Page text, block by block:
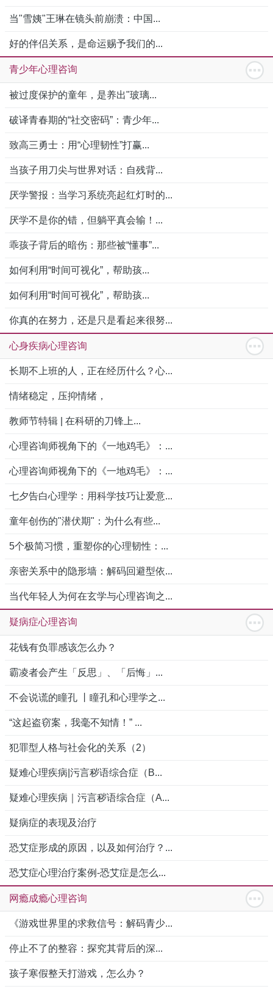
当"雪姨"王琳在镜头前崩溃：中国...
好的伴侣关系，是命运赐予我们的...
青少年心理咨询
被过度保护的童年，是养出"玻璃...
破译青春期的“社交密码”：青少年...
致高三勇士：用“心理韧性”打赢...
当孩子用刀尖与世界对话：自残背...
厌学警报：当学习系统亮起红灯时的...
厌学不是你的错，但躺平真会输！...
乖孩子背后的暗伤：那些被“懂事”...
如何利用“时间可视化”，帮助孩...
如何利用“时间可视化”，帮助孩...
你真的在努力，还是只是看起来很努...
心身疾病心理咨询
长期不上班的人，正在经历什么？心...
情绪稳定，压抑情绪，
教师节特辑 | 在科研的刀锋上...
心理咨询师视角下的《一地鸡毛》：...
心理咨询师视角下的《一地鸡毛》：...
七夕告白心理学：用科学技巧让爱意...
童年创伤的"潜伏期"：为什么有些...
5个极简习惯，重塑你的心理韧性：...
亲密关系中的隐形墙：解码回避型依...
当代年轻人为何在玄学与心理咨询之...
疑病症心理咨询
花钱有负罪感该怎么办？
霸凌者会产生「反思」、「后悔」...
不会说谎的瞳孔 丨瞳孔和心理学之...
“这起盗窃案，我毫不知情！” ...
犯罪型人格与社会化的关系（2）
疑难心理疾病|污言秽语综合症（B...
疑难心理疾病｜污言秽语综合症（A...
疑病症的表现及治疗
恐艾症形成的原因，以及如何治疗？...
恐艾症心理治疗案例-恐艾症是怎么...
网瘾成瘾心理咨询
《游戏世界里的求救信号：解码青少...
停止不了的整容：探究其背后的深...
孩子寒假整天打游戏，怎么办？